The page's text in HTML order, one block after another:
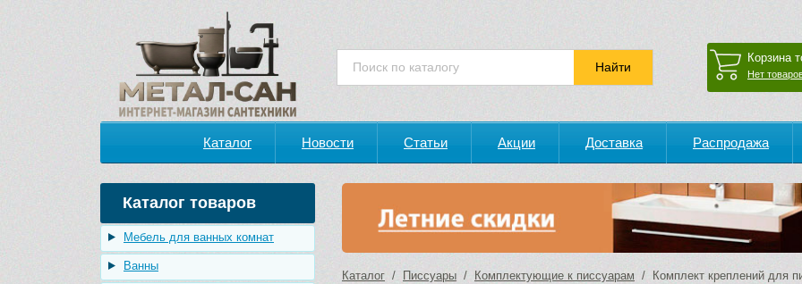
Корзина
Нет
Каталог Новости Статьи Акции Доставка Распродажа
Каталог товаров
Мебель для ванных комнат
Ванны
Каталог / Писсуары / Комплектующие к писсуарам / Комплект креплений для